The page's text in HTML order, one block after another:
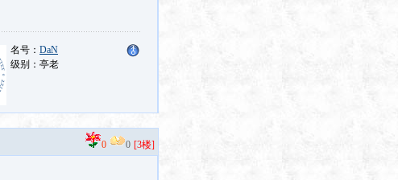
名号： DaN
级别：亭老
0 0 [3楼]